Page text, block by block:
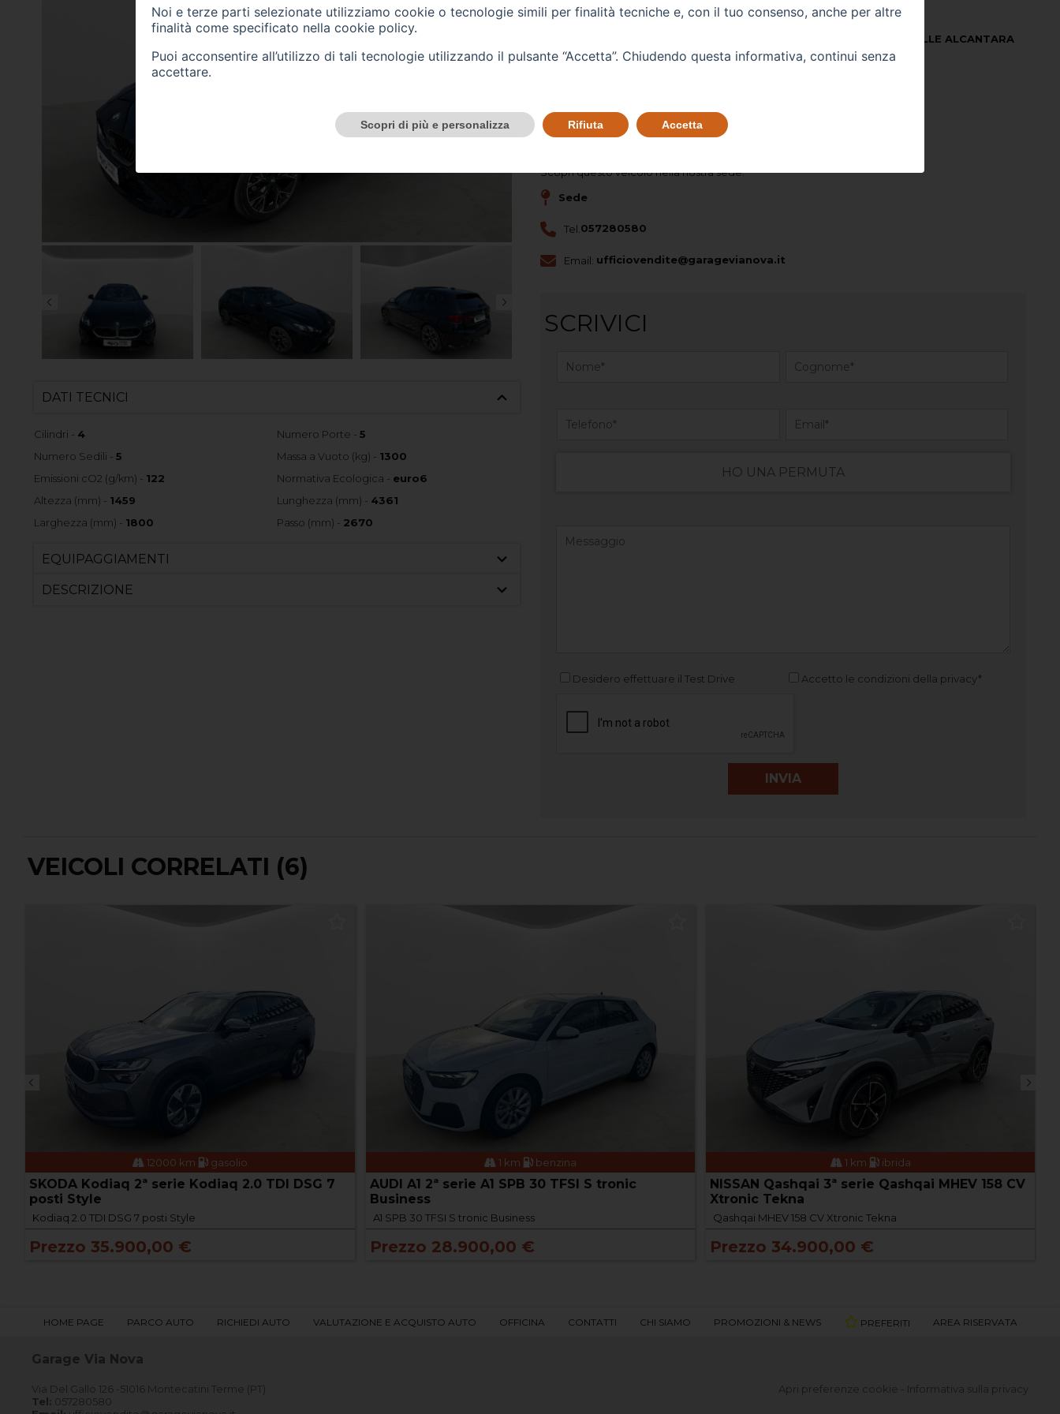
DATI TECNICI
Cilindri - 4 Numero Porte - 5
Numero Sedili - 5 Massa a Vuoto (kg) - 1300
Emissioni cO2 (g/km) - 122 Normativa Ecologica - euro6
Altezza (mm) - 1459 Lunghezza (mm) - 4361
Larghezza (mm) - 1800 Passo (mm) - 2670
EQUIPAGGIAMENTI
DESCRIZIONE
Immatricolazione -06/2025
MISTO PELLE ALCANTARA
NERO
CONTATTACI DIRETTAMENTE
Scopri questo veicolo nella nostra sede:
Sede
Tel. 057280580
Email: ufficiovendite@garagevianova.it
SCRIVICI
HO UNA PERMUTA
Desidero effettuare il Test Drive Accetto le condizioni della privacy*
VEICOLI CORRELATI (6)
12000 km gasolio
SKODA Kodiaq 2ª serie Kodiaq 2.0 TDI DSG 7
posti Style
Kodiaq 2.0 TDI DSG 7 posti Style
Prezzo 35.900,00 €
1 km benzina
AUDI A1 2ª serie A1 SPB 30 TFSI S tronic
Business
A1 SPB 30 TFSI S tronic Business
Prezzo 28.900,00 €
1 km ibrida
NISSAN Qashqai 3ª serie Qashqai MHEV 158 CV
Xtronic Tekna
Qashqai MHEV 158 CV Xtronic Tekna
Prezzo 34.900,00 €
HOME PAGE PARCO AUTO RICHIEDI AUTO VALUTAZIONE E ACQUISTO AUTO OFFICINA CONTATTI CHI SIAMO PROMOZIONI & NEWS PREFERITI AREA RISERVATA
Garage Via Nova
Via Del Gallo 126 -51016 Montecatini Terme (PT)
Tel: 057280580
Apri preferenze cookie Informativa sulla privacy
Noi e terze parti selezionate utilizziamo cookie o tecnologie simili per finalità tecniche e, con il tuo consenso, anche per altre
finalità come specificato nella cookie policy.
Puoi acconsentire all’utilizzo di tali tecnologie utilizzando il pulsante “Accetta”. Chiudendo questa informativa, continui senza
accettare.
Scopri di più e personalizza Rifiuta Accetta